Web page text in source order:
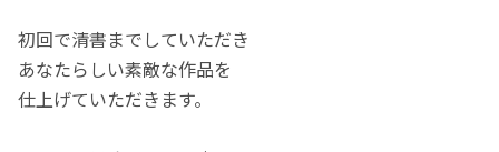
初回で清書までしていただき
あなたらしい素敵な作品を
仕上げていただきます。